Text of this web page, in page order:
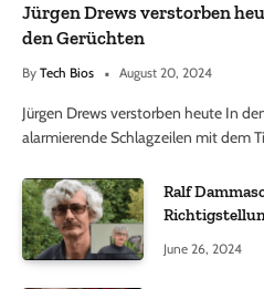
Jürgen Drews verstorben
den Gerüchten
By Tech Bios August 20, 2024
Jürgen Drews verstorben heute In
alarmierende Schlagzeilen mit dem
Ralf
June 26, 2024